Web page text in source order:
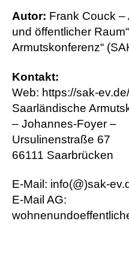
Autor: Frank Couck –
und öffentlicher
Armutskonferenz“
Kontakt:
Web: https://sak-
Saarländische
– Johannes-Foyer –
Ursulinenstraße 67
66111 Saarbrücken
E-Mail: info(@)sak-
E-Mail AG: